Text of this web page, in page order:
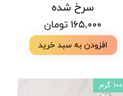
سرخ شده
۱۶۵,۰۰۰ تومان
افزودن به سبد خرید
۱۰۰ گرم